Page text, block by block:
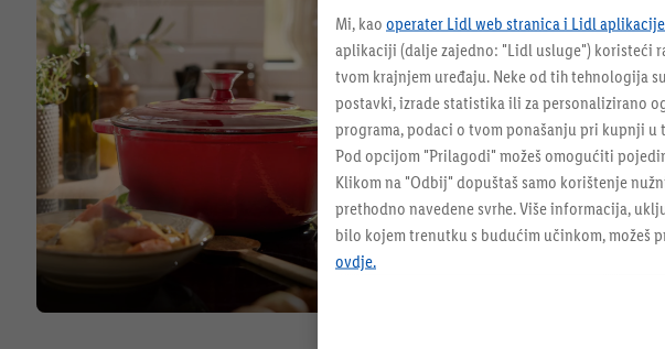
Mi, kao operater Lidl web stranica i Lidl aplikacije
aplikaciji (dalje zajedno: "Lidl usluge") koristeći
tvom krajnjem uređaju. Neke od tih tehnologija
postavki, izrade statistika ili za personalizirano
programa, podaci o tvom ponašanju pri kupnji
Pod opcijom "Prilagodi" možeš omogućiti
Klikom na "Odbij" dopuštaš samo korištenje
prethodno navedene svrhe. Više informacija,
bilo kojem trenutku s budućim učinkom, možeš
ovdje.